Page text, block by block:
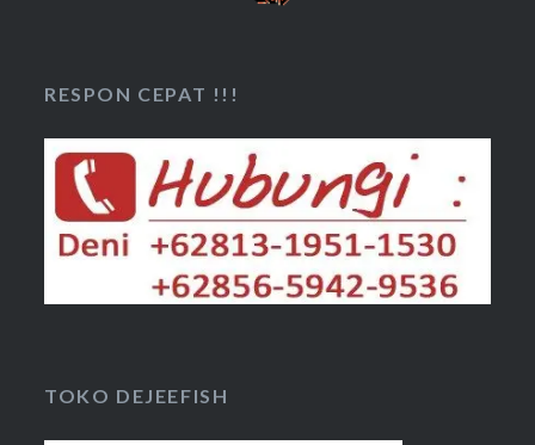
RESPON CEPAT !!!
TOKO DEJEEFISH